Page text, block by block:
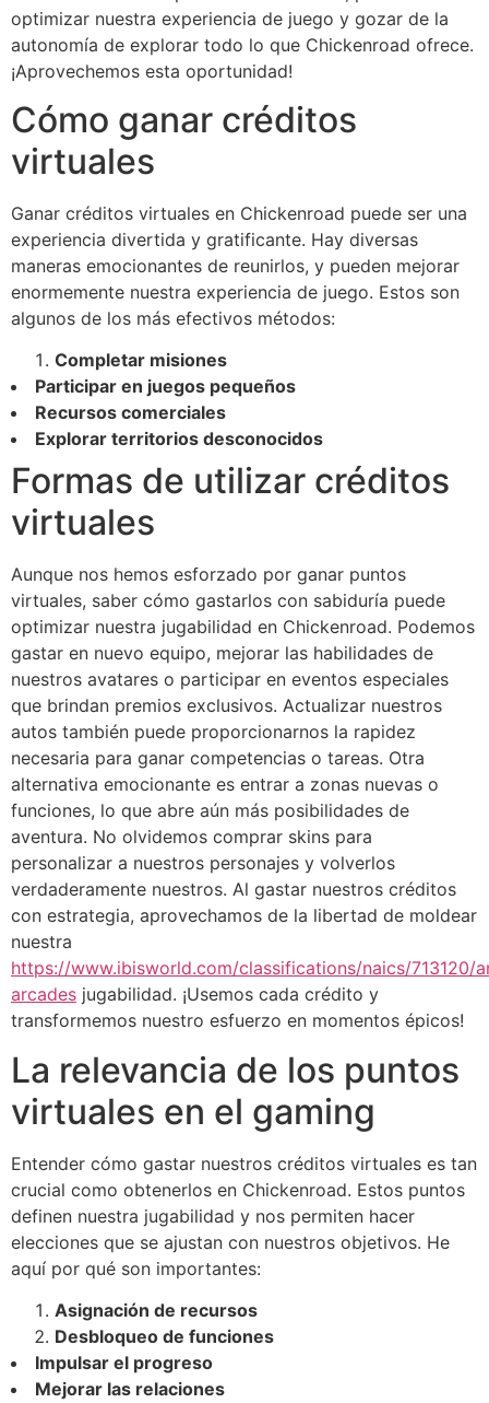
optimizar nuestra experiencia de juego y gozar de la
autonomía de explorar todo lo que Chickenroad ofrece.
¡Aprovechemos esta oportunidad!
Cómo ganar créditos
virtuales
Ganar créditos virtuales en Chickenroad puede ser una
experiencia divertida y gratificante. Hay diversas
maneras emocionantes de reunirlos, y pueden mejorar
enormemente nuestra experiencia de juego. Estos son
algunos de los más efectivos métodos:
Completar misiones
Participar en juegos pequeños
Recursos comerciales
Explorar territorios desconocidos
Formas de utilizar créditos
virtuales
Aunque nos hemos esforzado por ganar puntos
virtuales, saber cómo gastarlos con sabiduría puede
optimizar nuestra jugabilidad en Chickenroad. Podemos
gastar en nuevo equipo, mejorar las habilidades de
nuestros avatares o participar en eventos especiales
que brindan premios exclusivos. Actualizar nuestros
autos también puede proporcionarnos la rapidez
necesaria para ganar competencias o tareas. Otra
alternativa emocionante es entrar a zonas nuevas o
funciones, lo que abre aún más posibilidades de
aventura. No olvidemos comprar skins para
personalizar a nuestros personajes y volverlos
verdaderamente nuestros. Al gastar nuestros créditos
con estrategia, aprovechamos de la libertad de moldear
nuestra
https://www.ibisworld.com/classifications/naics/713120/
arcades jugabilidad. ¡Usemos cada crédito y
transformemos nuestro esfuerzo en momentos épicos!
La relevancia de los puntos
virtuales en el gaming
Entender cómo gastar nuestros créditos virtuales es tan
crucial como obtenerlos en Chickenroad. Estos puntos
definen nuestra jugabilidad y nos permiten hacer
elecciones que se ajustan con nuestros objetivos. He
aquí por qué son importantes:
Asignación de recursos
Desbloqueo de funciones
Impulsar el progreso
Mejorar las relaciones